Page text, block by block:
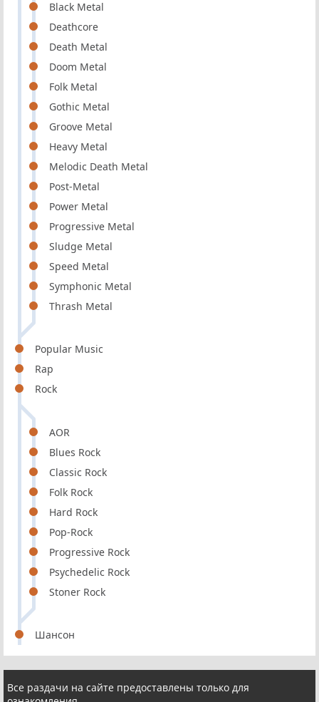
Black Metal
Deathcore
Death Metal
Doom Metal
Folk Metal
Gothic Metal
Groove Metal
Heavy Metal
Melodic Death Metal
Post-Metal
Power Metal
Progressive Metal
Sludge Metal
Speed Metal
Symphonic Metal
Thrash Metal
Popular Music
Rap
Rock
AOR
Blues Rock
Classic Rock
Folk Rock
Hard Rock
Pop-Rock
Progressive Rock
Psychedelic Rock
Stoner Rock
Шансон
Все раздачи на сайте предоставлены только для